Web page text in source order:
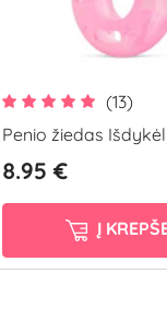
(13)
Penio žiedas
8.95 €
Į